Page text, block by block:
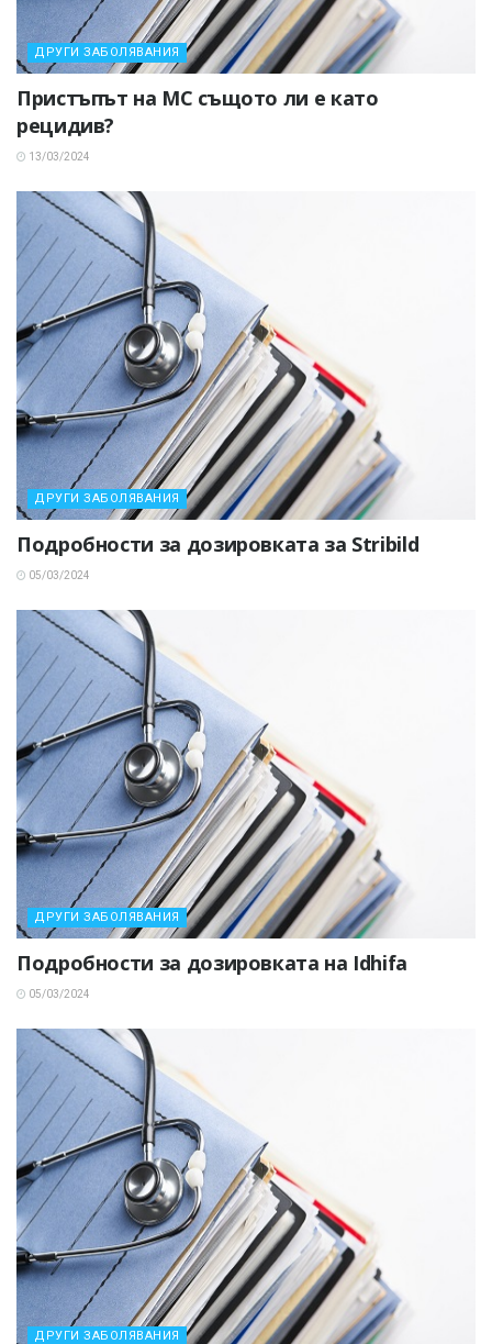
ДРУГИ ЗАБОЛЯВАНИЯ
Пристъпът на МС същото ли е като
рецидив?
13/03/2024
ДРУГИ ЗАБОЛЯВАНИЯ
Подробности за дозировката за Stribild
05/03/2024
ДРУГИ ЗАБОЛЯВАНИЯ
Подробности за дозировката на Idhifa
05/03/2024
ДРУГИ ЗАБОЛЯВАНИЯ